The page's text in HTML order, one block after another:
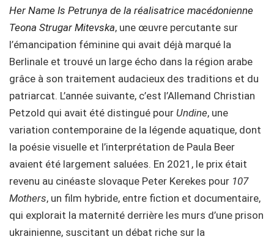
Her Name Is Petrunya de la réalisatrice macédonienne
Teona Strugar Mitevska, une œuvre percutante sur
l’émancipation féminine qui avait déjà marqué la
Berlinale et trouvé un large écho dans la région arabe
grâce à son traitement audacieux des traditions et du
patriarcat. L’année suivante, c’est l’Allemand Christian
Petzold qui avait été distingué pour Undine, une
variation contemporaine de la légende aquatique, dont
la poésie visuelle et l’interprétation de Paula Beer
avaient été largement saluées. En 2021, le prix était
revenu au cinéaste slovaque Peter Kerekes pour 107
Mothers, un film hybride, entre fiction et documentaire,
qui explorait la maternité derrière les murs d’une prison
ukrainienne, suscitant un débat riche sur la